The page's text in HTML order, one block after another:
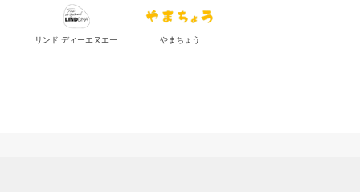
リンド ディーエヌエー やまちょう